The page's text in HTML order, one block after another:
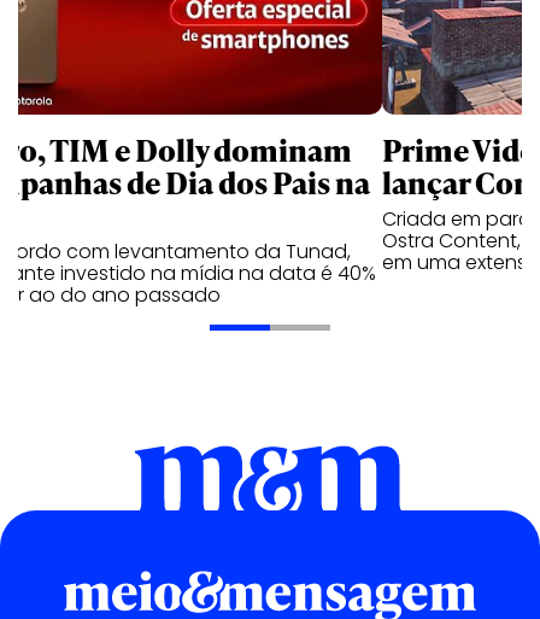
TIM e Dolly dominam
de Dia dos Pais na
com levantamento da Tunad,
investido na mídia na data é 40%
ao do ano passado
Prime
lançar
Criada em
Ostra Content,
em uma